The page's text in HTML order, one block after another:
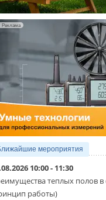
Тепловые
солнечной
4 АВГУСТА 2026
собрал
3 АВГУСТА 2026
«Датарк»
ЦОД с
стойку
Испытания
3 АВГУСТА 2026
Реклама
мероприятия
10:00 - 11:30
теплых полов в
работы)